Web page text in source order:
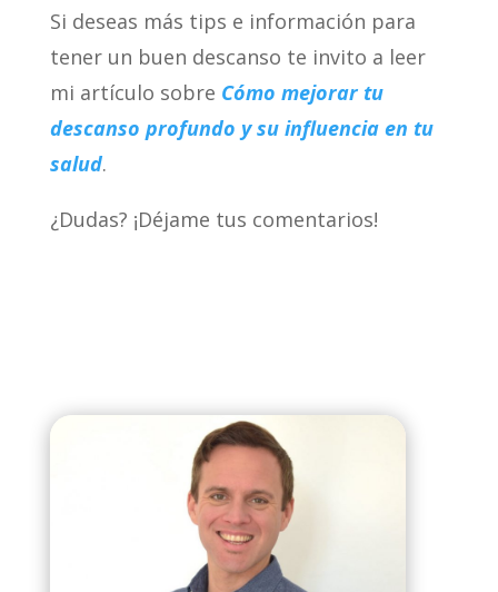
Si deseas más tips e información para
tener un buen descanso te invito a leer
mi artículo sobre Cómo mejorar tu
descanso profundo y su influencia en tu
salud.
¿Dudas? ¡Déjame tus comentarios!